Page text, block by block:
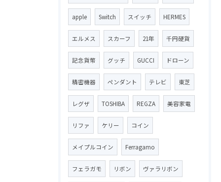
apple Switch スイッチ HERMES
エルメス スカーフ 21年 千円硬貨
記念貨幣 グッチ GUCCI ドローン
精密機器 ペンダント テレビ 東芝
レグザ TOSHIBA REGZA 美容家電
リファ ケリー コイン
メイプルコイン Ferragamo
フェラガモ リボン ヴァラリボン